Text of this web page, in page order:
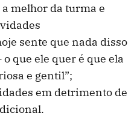
melhor da turma e
sente que nada disso
que ele quer é que ela
e gentil”;
em detrimento de